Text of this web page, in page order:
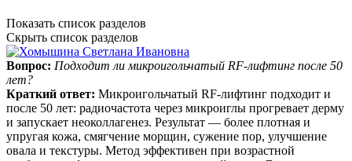
Показать список разделов
Скрыть список разделов
Вопрос: Подходит ли микроигольчатый RF-лифтинг после 50
лет?
Краткий ответ: Микроигольчатый RF‑лифтинг подходит и
после 50 лет: радиочастота через микроиглы прогревает дерму
и запускает неоколлагенез. Результат — более плотная и
упругая кожа, смягчение морщин, сужение пор, улучшение
овала и текстуры. Метод эффективен при возрастной